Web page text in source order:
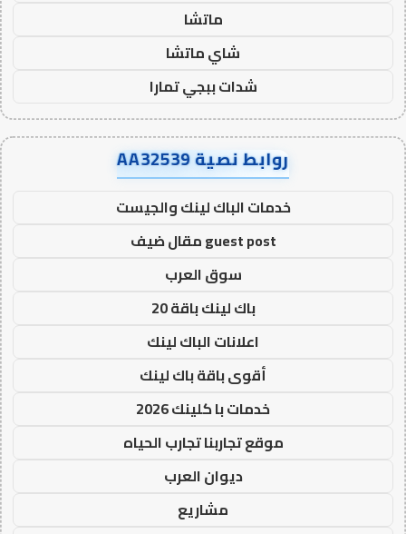
ماتشا
شاي ماتشا
شدات ببجي تمارا
روابط نصية AA32539
خدمات الباك لينك والجيست
guest post مقال ضيف
سوق العرب
باك لينك باقة 20
اعلانات الباك لينك
أقوى باقة باك لينك
خدمات با كلينك 2026
موقع تجاربنا تجارب الحياه
ديوان العرب
مشاريع